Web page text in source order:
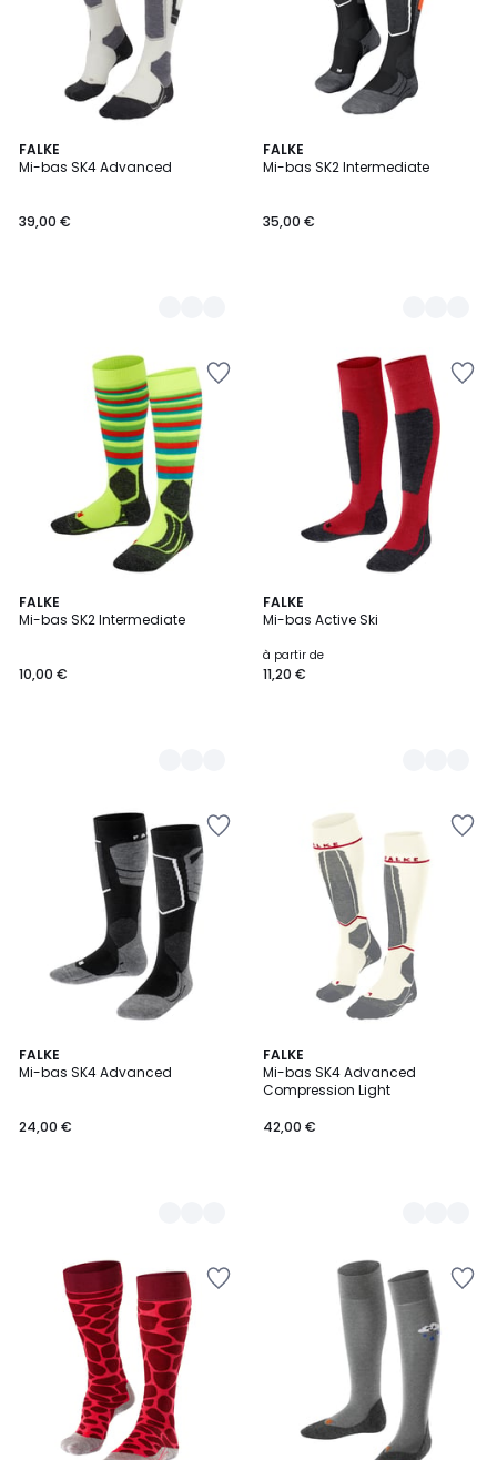
FALKE
Mi-bas SK4 Advanced
39,00 €
3
Couleurs
FALKE
Mi-bas SK2 Intermediate
35,00 €
3
Couleurs
FALKE
Mi-bas SK2 Intermediate
10,00 €
2
Couleurs
FALKE
Mi-bas Active Ski
à partir de
11,20 €
5
Couleurs
FALKE
Mi-bas SK4 Advanced
24,00 €
2
Couleurs
FALKE
Mi-bas SK4 Advanced
Compression Light
42,00 €
3
Couleurs